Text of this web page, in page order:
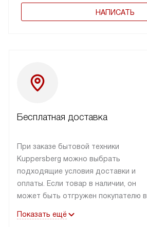
НАПИСАТЬ
Бесплатная доставка
При заказе бытовой техники
Kuppersberg можно выбрать
подходящие условия доставки и
оплаты. Если товар в наличии, он
может быть отгружен покупателю в
специальным лейблом
Показать ещё